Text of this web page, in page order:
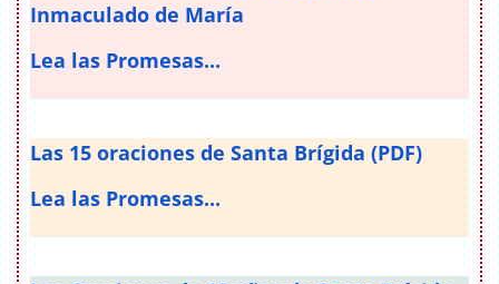
Inmaculado de María
Lea las Promesas...
Las 15 oraciones de Santa Brígida (PDF)
Lea las Promesas...